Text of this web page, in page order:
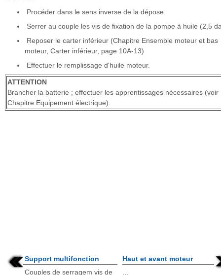
Procéder dans le sens inverse de la dépose.
Serrer au couple les vis de fixation de la pompe à huile (2,5
Reposer le carter inférieur (Chapitre Ensemble moteur et bas
moteur, Carter inférieur, page 10A-13)
Effectuer le remplissage d'huile moteur.
ATTENTION
Brancher la batterie ; effectuer les apprentissages nécessaires (voir
Chapitre Equipement électrique).
Support multifonction
Couples de serragem vis de
Haut et avant moteur